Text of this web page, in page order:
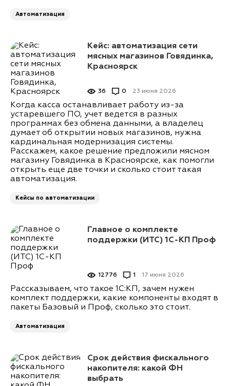
Автоматизация
Кейс: автоматизация сети
мясных магазинов Говядинка,
Красноярск
23 июня 2026
36 0
Когда касса останавливает работу из-за
устаревшего ПО, учет ведется в разных
программах без обмена данными, а владелец
думает об открытии новых магазинов, нужна
кардинальная модернизация системы.
Расскажем, какое решение предложили мясном
магазину Говядинка в Красноярске, как помогли
открыть еще две точки и сколько стоит такая
автоматизация.
Кейсы по автоматизации
Главное о комплекте
поддержки (ИТС) 1С-КП Проф
17 июня 2026
12776 1
Рассказываем, что такое 1С:КП, зачем нужен
комплект поддержки, какие компоненты входят в
пакеты Базовый и Проф, сколько это стоит.
Автоматизация
Срок действия фискального
накопителя: какой ФН
выбрать